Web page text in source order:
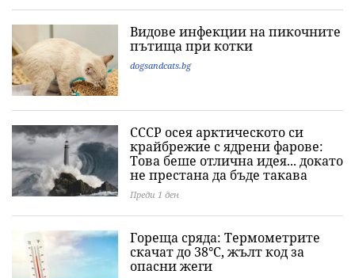
Видове инфекции на пикочните
пътища при котки
dogsandcats.bg
СССР осея арктическото си
крайбрежие с ядрени фарове:
Това беше отлична идея... докато
не престана да бъде такава
Преди 1 ден
Гореща сряда: Термометрите
скачат до 38°C, жълт код за
опасни жеги